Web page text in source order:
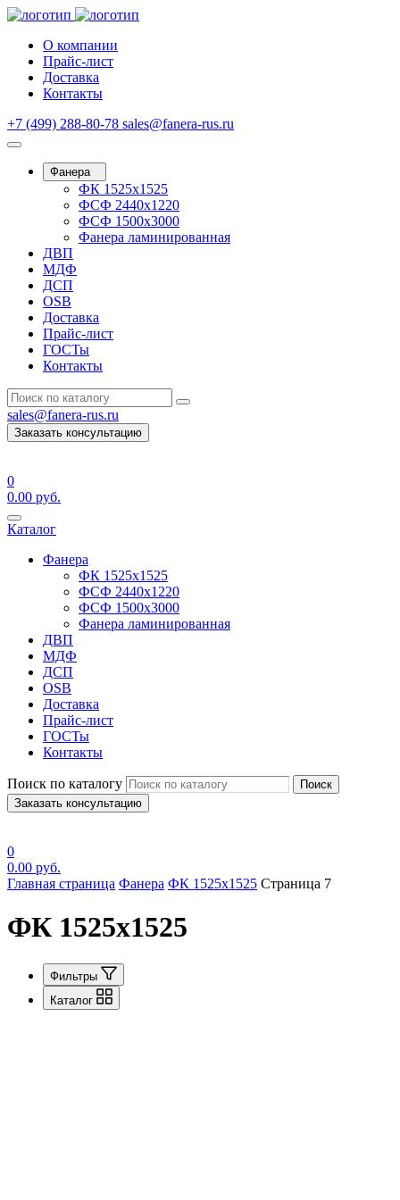
О компании
Прайс-лист
Доставка
Контакты
+7 (499) 288-80-78 sales@fanera-rus.ru
Фанера
ФК 1525х1525
ФСФ 2440х1220
ФСФ 1500х3000
Фанера ламинированная
ДВП
МДФ
ДСП
OSB
Доставка
Прайс-лист
ГОСТы
Контакты
sales@fanera-rus.ru
Заказать консультацию
0
0.00 руб.
Каталог
Фанера
ФК 1525х1525
ФСФ 2440х1220
ФСФ 1500х3000
Фанера ламинированная
ДВП
МДФ
ДСП
OSB
Доставка
Прайс-лист
ГОСТы
Контакты
Поиск по каталогу
Поиск
Заказать консультацию
0
0.00 руб.
Главная страница Фанера ФК 1525х1525 Страница 7
ФК 1525х1525
Фильтры
Каталог